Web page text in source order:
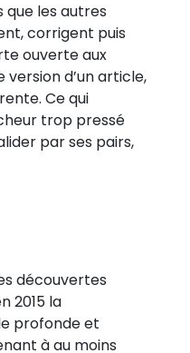
que les autres
corrigent puis
ouverte aux
d’un article,
Ce qui
trop pressé
par ses pairs,
découvertes
2015 la
profonde et
à au moins